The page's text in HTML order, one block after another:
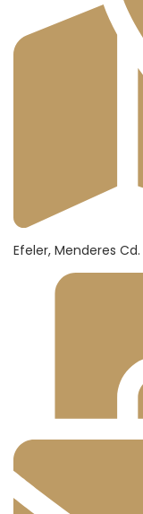
Efeler, Menderes